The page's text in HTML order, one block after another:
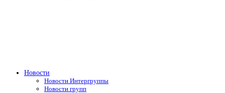
Новости
Новости Интергруппы
Новости групп